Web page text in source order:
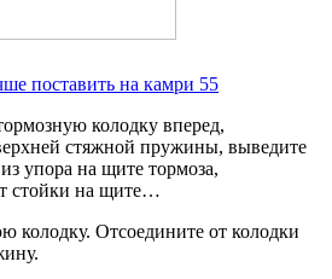
поставить на камри 55
колодку вперед,
стяжной пружины, выведите
упора на щите тормоза,
стойки на щите…
Отсоедините от колодки